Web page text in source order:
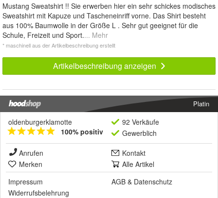
Mustang Sweatshirt !! Sie erwerben hier ein sehr schickes modisches
Sweatshirt mit Kapuze und Tascheneinriff vorne. Das Shirt besteht
aus 100% Baumwolle in der Größe L . Sehr gut geeignet für die
Schule, Freizeit und Sport.... Mehr
* maschinell aus der Artikelbeschreibung erstellt
Artikelbeschreibung anzeigen
Platin
oldenburgerklamotte
100% positiv
92 Verkäufe
Gewerblich
Anrufen
Kontakt
Merken
Alle Artikel
Impressum
AGB & Datenschutz
Widerrufsbelehrung